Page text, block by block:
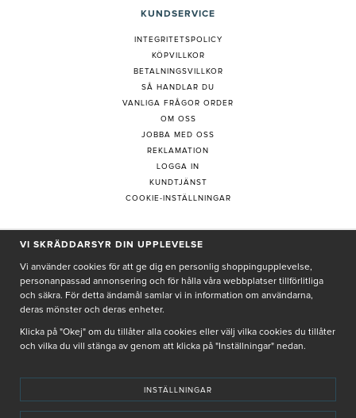
KUNDSERVICE
INTEGRITETSPOLICY
KÖPVILLKOR
BETALNINGSVILLKOR
SÅ HANDLAR DU
VANLIGA FRÅGOR ORDER
OM OSS
JOBBA MED OSS
REKLAMATION
LOGGA IN
KUNDTJÄNST
COOKIE-INSTÄLLNINGAR
PRENUMERERA PÅ NYHETSBREV
Genom att ge min e-post, accepterar jag Seth och Sallyintegritetspolicy
De uppgifter du matar in kommer endast användas till våra nyhetsbrev.
VI SKRÄDDARSYR DIN UPPLEVELSE
Vi använder cookies för att ge dig en personlig shoppingupplevelse,
personanpassad annonsering och för hålla våra webbplatser tillförlitliga
och säkra. För detta ändamål samlar vi in information om användarna,
deras mönster och deras enheter.
Klicka på "Okej" om du tillåter alla cookies eller välj vilka cookies du tillåter
och vilka du vill stänga av genom att klicka på "Inställningar" nedan.
INSTÄLLNINGAR